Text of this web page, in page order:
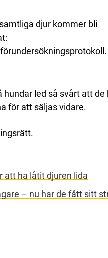
djur kommer bli
led så svårt att de
för att säljas vidare.
att ha låtit djuren lida
– nu har de fått sitt